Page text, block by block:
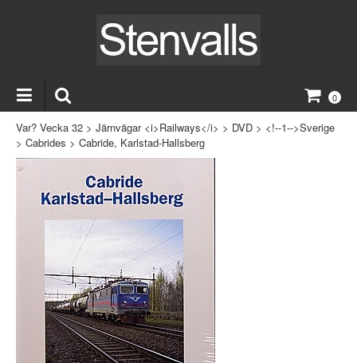
0
Var? Vecka 32 > Järnvägar <i>Railways</i> > DVD > <!--1-->Sverige
> Cabrides > Cabride, Karlstad-Hallsberg